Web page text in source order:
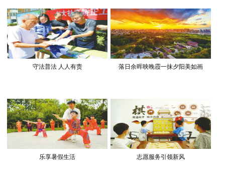
守法普法 人人有责 落日余晖映晚霞一抹夕阳美如画
乐享暑假生活 志愿服务引领新风